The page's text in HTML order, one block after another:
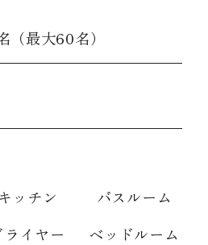
最大60名）
キッチン バスルーム
ライヤー ベッドルーム